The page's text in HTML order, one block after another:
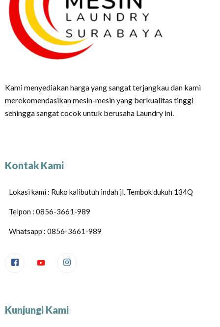
Kami menyediakan harga yang sangat terjangkau dan kami
merekomendasikan mesin-mesin yang berkualitas tinggi
sehingga sangat cocok untuk berusaha Laundry ini.
Kontak Kami
Lokasi kami : Ruko kalibutuh indah jl. Tembok dukuh 134Q
Telpon : 0856-3661-989
Whatsapp : 0856-3661-989
Kunjungi Kami